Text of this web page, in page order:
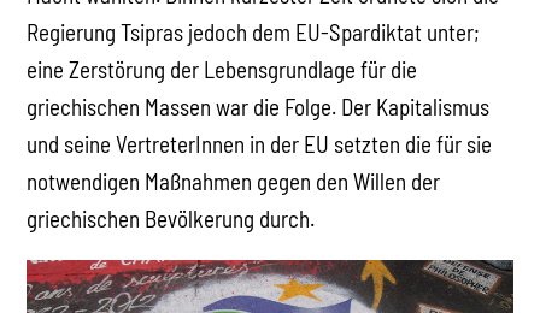
Regierung Tsipras jedoch dem EU-Spardiktat unter;
eine Zerstörung der Lebensgrundlage für die
griechischen Massen war die Folge. Der Kapitalismus
und seine VertreterInnen in der EU setzten die für sie
notwendigen Maßnahmen gegen den Willen der
griechischen Bevölkerung durch.